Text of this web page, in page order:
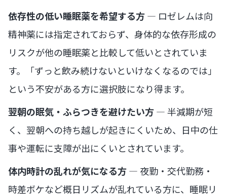
依存性の低い睡眠薬を希望する方— ロゼレムは向
精神薬には指定されておらず、身体的な依存形成の
リスクが他の睡眠薬と比較して低いとされていま
す。「ずっと飲み続けないといけなくなるのでは」
という不安がある方に選択肢になり得ます。
翌朝の眠気・ふらつきを避けたい方— 半減期が短
く、翌朝への持ち越しが起きにくいため、日中の仕
事や運転に支障が出にくいとされています。
体内時計の乱れが気になる方— 夜勤・交代勤務・
時差ボケなど概日リズムが乱れている方に、睡眠リ